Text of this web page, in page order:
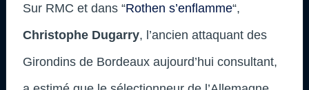
Sur RMC et dans “Rothen s’enflamme“,
Christophe Dugarry, l’ancien attaquant des
Girondins de Bordeaux aujourd’hui consultant,